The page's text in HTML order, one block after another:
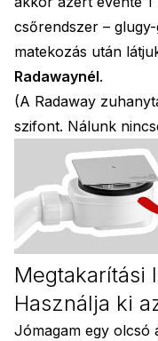
csőrendszer –
matekozás után
Radawaynél.
(A Radaway
szifont. Nálunk
Megtakarítási
Használja ki
Jómagam egy olcsó